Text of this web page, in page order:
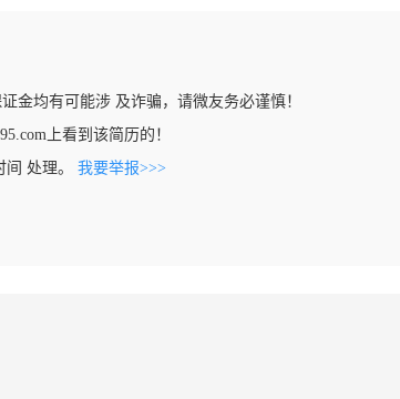
金均有可能涉 及诈骗，请微友务必谨慎！
上看到该简历的！
处理。 我要举报>>>